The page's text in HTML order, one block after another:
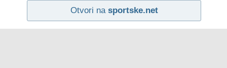
Otvori na sportske.net